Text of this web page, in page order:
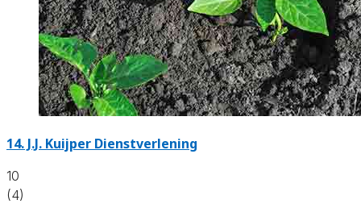
14. J.J. Kuijper Dienstverlening
10
(4)